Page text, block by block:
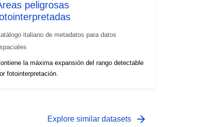
peligrosas
italiano de metadatos para datos
la máxima expansión del rango detectable
fotointerpretación.
Explore similar datasets arrow_forward